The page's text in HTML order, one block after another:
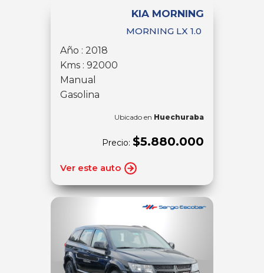
KIA MORNING
MORNING LX 1.0
Año : 2018
Kms : 92000
Manual
Gasolina
Ubicado en Huechuraba
Precio: $5.880.000
Ver este auto